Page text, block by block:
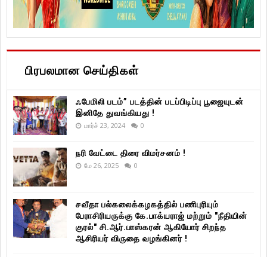
பிரபலமான செய்திகள்
ஃபேமிலி படம்” படத்தின் படப்பிடிப்பு பூஜையுடன்
இனிதே துவங்கியது !
மார்ச் 23, 2024 0
நரி வேட்டை திரை விமர்சனம் !
மே 26, 2025 0
சவீதா பல்கலைக்கழகத்தில் பணிபுரியும்
பேராசிரியருக்கு கே.பாக்யராஜ் மற்றும் "நீதியின்
குரல்" சி.ஆர்.பாஸ்கரன் ஆகியோர் சிறந்த
ஆசிரியர் விருதை வழங்கினர் !